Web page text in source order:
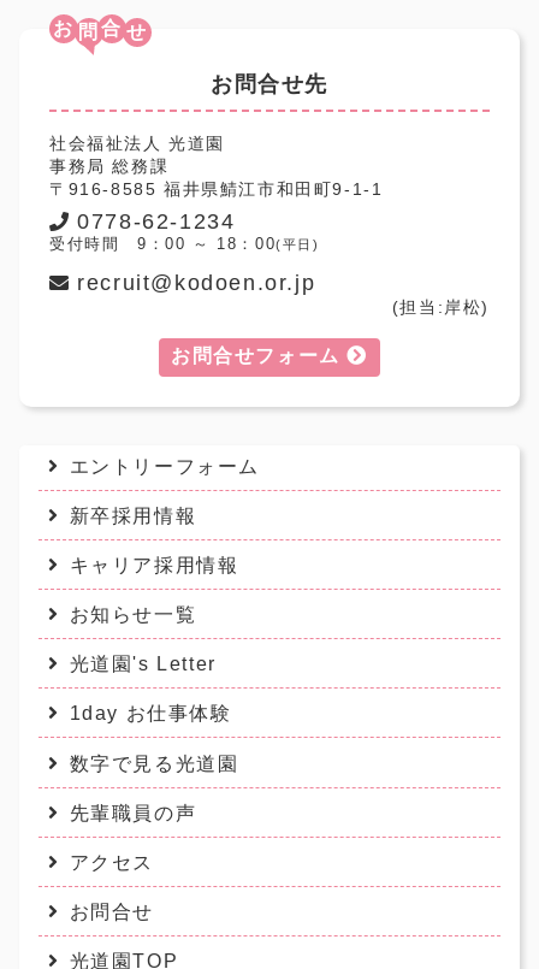
エントリーフォーム
新卒採用情報
キャリア採用情報
お知らせ一覧
光道園's Letter
1day お仕事体験
数字で見る光道園
先輩職員の声
アクセス
お問合せ
光道園TOP
お 合
お問合せ先
社会福祉法人 光道園
事務局 総務課
〒916-8585 福井県鯖江市和田町9-1-1
0778-62-1234
受付時間 9：00 ～ 18：00(平日)
recruit@kodoen.or.jp
(担当:岸松)
お問合せフォーム